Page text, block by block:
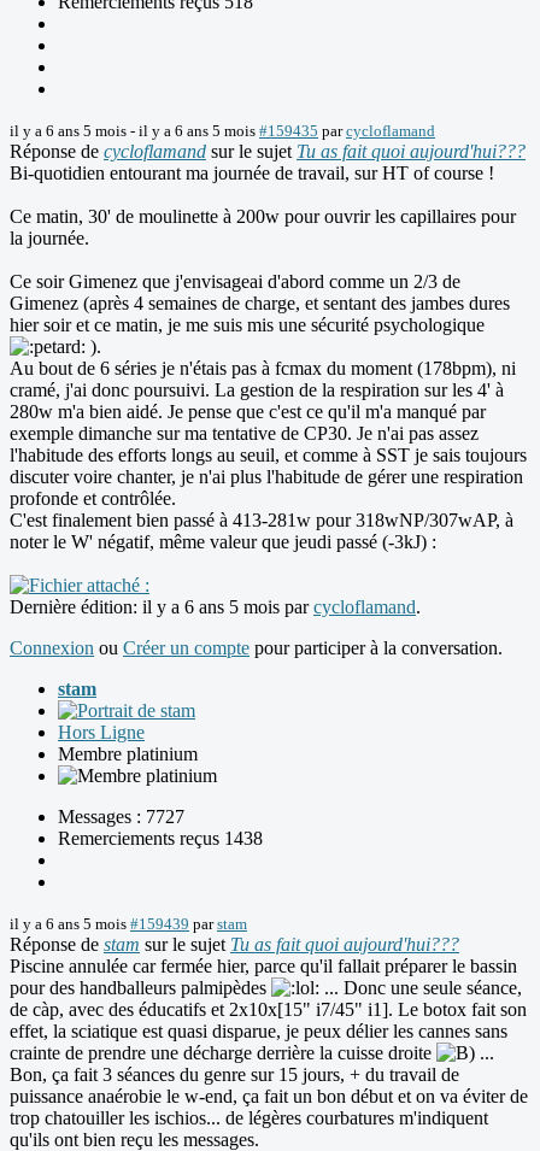
il y a 6 ans 5 mois - il y a 6 ans 5 mois #159435 parcycloflamand
Réponse de cycloflamand sur le sujet Tu as fait quoi aujourd'hui???
Bi-quotidien entourant ma journée de travail, sur HT of course !
Ce matin, 30' de moulinette à 200w pour ouvrir les capillaires pour
la journée.
Ce soir Gimenez que j'envisageai d'abord comme un 2/3 de
Gimenez (après 4 semaines de charge, et sentant des jambes dures
hier soir et ce matin, je me suis mis une sécurité psychologique
).
Au bout de 6 séries je n'étais pas à fcmax du moment (178bpm), ni
cramé, j'ai donc poursuivi. La gestion de la respiration sur les 4' à
280w m'a bien aidé. Je pense que c'est ce qu'il m'a manqué par
exemple dimanche sur ma tentative de CP30. Je n'ai pas assez
l'habitude des efforts longs au seuil, et comme à SST je sais toujours
discuter voire chanter, je n'ai plus l'habitude de gérer une respiration
profonde et contrôlée.
C'est finalement bien passé à 413-281w pour 318wNP/307wAP, à
noter le W' négatif, même valeur que jeudi passé (-3kJ) :
Dernière édition: il y a 6 ans 5 mois parcycloflamand.
Connexion ou Créer un compte pour participer à la conversation.
stam
Hors Ligne
Membre platinium
Messages : 7727
Remerciements reçus 1438
il y a 6 ans 5 mois #159439 parstam
Réponse de stam sur le sujet Tu as fait quoi aujourd'hui???
Piscine annulée car fermée hier, parce qu'il fallait préparer le bassin
pour des handballeurs palmipèdes
... Donc une seule séance,
de càp, avec des éducatifs et 2x10x[15" i7/45" i1]. Le botox fait son
effet, la sciatique est quasi disparue, je peux délier les cannes sans
crainte de prendre une décharge derrière la cuisse droite
...
Bon, ça fait 3 séances du genre sur 15 jours, + du travail de
puissance anaérobie le w-end, ça fait un bon début et on va éviter de
trop chatouiller les ischios... de légères courbatures m'indiquent
qu'ils ont bien reçu les messages.